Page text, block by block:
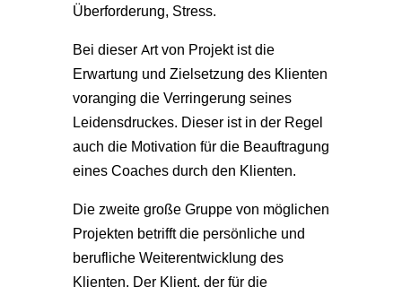
Überforderung, Stress.
Bei dieser Art von Projekt ist die
Erwartung und Zielsetzung des Klienten
voranging die Verringerung seines
Leidensdruckes. Dieser ist in der Regel
auch die Motivation für die Beauftragung
eines Coaches durch den Klienten.
Die zweite große Gruppe von möglichen
Projekten betrifft die persönliche und
berufliche Weiterentwicklung des
Klienten. Der Klient, der für die